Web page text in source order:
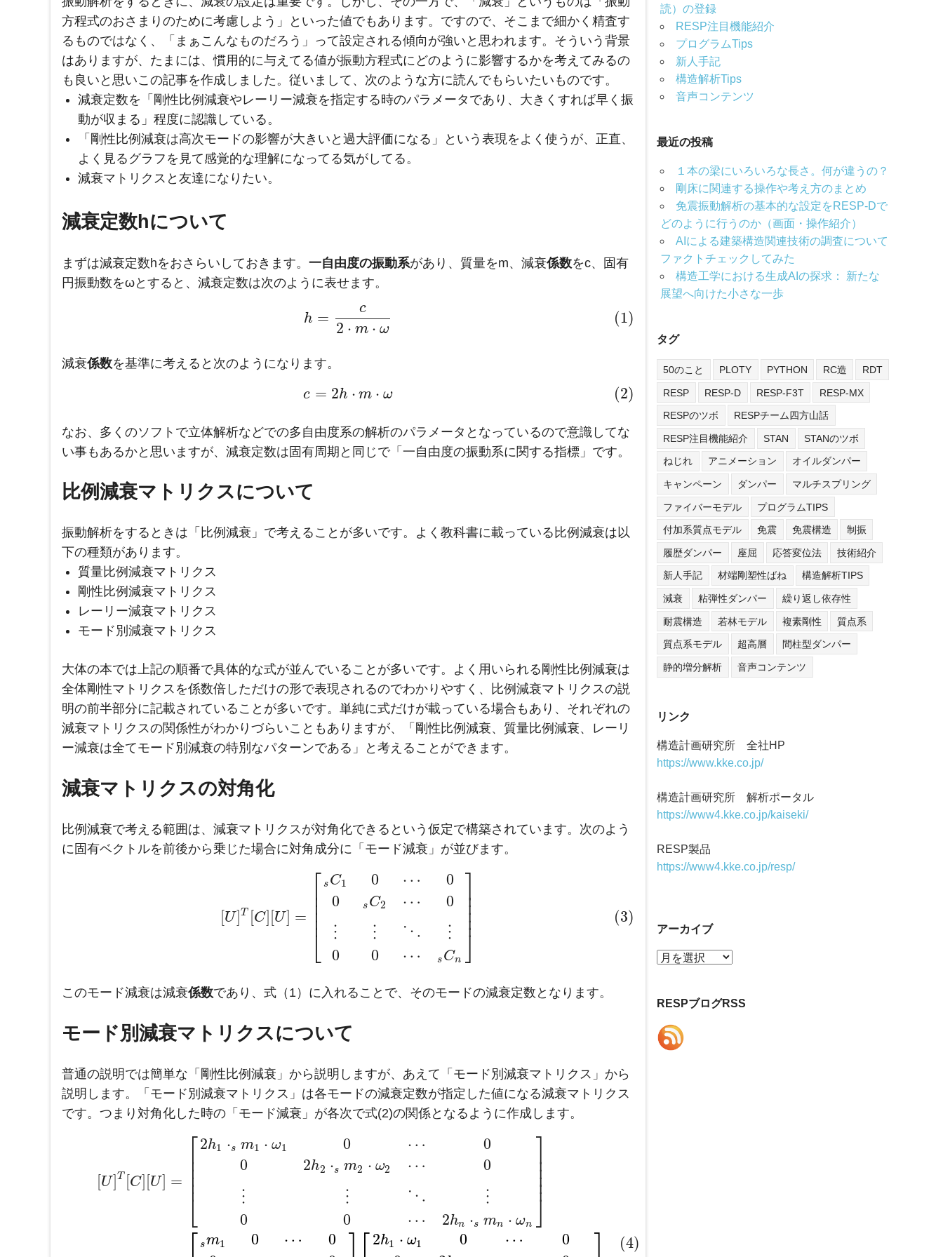
方程式のおさまりのために考慮しよう」といった値でもあります。ですので、そこまで細かく精査す
るものではなく、「まぁこんなものだろう」って設定される傾向が強いと思われます。そういう背景
はありますが、たまには、慣用的に与えてる値が振動方程式にどのように影響するかを考えてみるの
も良いと思いこの記事を作成しました。従いまして、次のような方に読んでもらいたいものです。
減衰定数を「剛性比例減衰やレーリー減衰を指定する時のパラメータであり、大きくすれば早く振
動が収まる」程度に認識している。
「剛性比例減衰は高次モードの影響が大きいと過大評価になる」という表現をよく使うが、正直、
よく見るグラフを見て感覚的な理解になってる気がしてる。
減衰マトリクスと友達になりたい。
減衰定数hについて
まずは減衰定数hをおさらいしておきます。 一自由度の振動系があり、質量をm、減衰係数をc、固有
円振動数をωとすると、減衰定数は次のように表せます。
h =
c
2 ⋅ m ⋅ ω
(1)
減衰係数を基準に考えると次のようになります。
c = 2h ⋅ m ⋅ ω (2)
なお、多くのソフトで立体解析などでの多自由度系の解析のパラメータとなっているので意識してな
い事もあるかと思いますが、減衰定数は固有周期と同じで「一自由度の振動系に関する指標」です。
比例減衰マトリクスについて
振動解析をするときは「比例減衰」で考えることが多いです。よく教科書に載っている比例減衰は以
下の種類があります。
質量比例減衰マトリクス
剛性比例減衰マトリクス
レーリー減衰マトリクス
モード別減衰マトリクス
大体の本では上記の順番で具体的な式が並んでいることが多いです。よく用いられる剛性比例減衰は
全体剛性マトリクスを係数倍しただけの形で表現されるのでわかりやすく、比例減衰マトリクスの説
明の前半部分に記載されていることが多いです。単純に式だけが載っている場合もあり、それぞれの
減衰マトリクスの関係性がわかりづらいこともありますが、「剛性比例減衰、質量比例減衰、レーリ
ー減衰は全てモード別減衰の特別なパターンである」と考えることができます。
減衰マトリクスの対角化
比例減衰で考える範囲は、減衰マトリクスが対角化できるという仮定で構築されています。次のよう
に固有ベクトルを前後から乗じた場合に対角成分に「モード減衰」が並びます。
[U]T [C] [U] =
⎡
⎣
⎢⎢⎢⎢⎢
s C1
0
⋮
0
0
s C2
⋮
0
⋯
⋯
⋱
⋯
0
0
⋮
s Cn
⎤
⎦
⎥⎥⎥⎥⎥ (3)
このモード減衰は減衰係数であり、式（1）に入れることで、そのモードの減衰定数となります。
モード別減衰マトリクスについて
普通の説明では簡単な「剛性比例減衰」から説明しますが、あえて「モード別減衰マトリクス」から
説明します。「モード別減衰マトリクス」は各モードの減衰定数が指定した値になる減衰マトリクス
です。つまり対角化した時の「モード減衰」が各次で式(2)の関係となるように作成します。
[U] T [C] [U] =
⎡
⎣
⎢⎢⎢⎢⎢
2h1 ⋅s m1 ⋅ ω1
0
⋮
0
0
2h2 ⋅s m2 ⋅ ω2
⋮
0
⋯
⋯
⋱
⋯
0
0
⋮
2hn ⋅s mn ⋅ ωn
⎤
⎦
⎥⎥⎥⎥⎥
⎡ sm1 0
⋯
0
⎤ ⎡2h1 ⋅ ω1
0
⋯
0
⎤ (4)
読）の登録
RESP注目機能紹介
プログラムTips
新人手記
構造解析Tips
音声コンテンツ
最近の投稿
１本の梁にいろいろな長さ。何が違うの？
剛床に関連する操作や考え方のまとめ
免震振動解析の基本的な設定をRESP-Dで
どのように行うのか（画面・操作紹介）
AIによる建築構造関連技術の調査について
ファクトチェックしてみた
構造工学における生成AIの探求： 新たな
展望へ向けた小さな一歩
タグ
50のこと PLOTY PYTHON RC造 RDT
RESP RESP-D RESP-F3T RESP-MX
RESPのツボ RESPチーム四方山話
RESP注目機能紹介 STAN STANのツボ
ねじれ アニメーション オイルダンパー
キャンペーン ダンパー マルチスプリング
ファイバーモデル プログラムTIPS
付加系質点モデル 免震 免震構造 制振
履歴ダンパー 座屈 応答変位法 技術紹介
新人手記 材端剛塑性ばね 構造解析TIPS
減衰 粘弾性ダンパー 繰り返し依存性
耐震構造 若林モデル 複素剛性 質点系
質点系モデル 超高層 間柱型ダンパー
静的増分解析 音声コンテンツ
リンク
構造計画研究所 全社HP
https://www.kke.co.jp/
構造計画研究所 解析ポータル
https://www4.kke.co.jp/kaiseki/
RESP製品
https://www4.kke.co.jp/resp/
アーカイブ
ア
イ
ブ
RESPブログRSS